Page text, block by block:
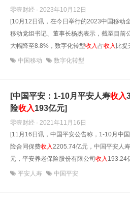
零壹财经 · 2023年10月12日
[10月12日讯，在今日举行的2023中国移动
移动党组书记、董事长杨杰表示，截至目前
大幅降至8.8%，数字化转型收入占收入 比提
中国移动 数字化转型
[中国平安：1-10月平安人寿收入
险收入193亿元]
零壹财经 · 2021年11月16日
[11月16日讯，中国平安公告称，1-10月中
险合同保费收入2205.74亿元，中国平安人
元，平安养老保险股份有限公司收入 193.24
平安人寿 中国平安